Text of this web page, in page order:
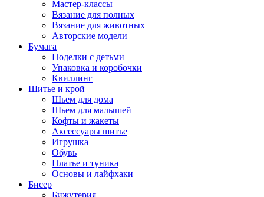
Мастер-классы
Вязание для полных
Вязание для животных
Авторские модели
Бумага
Поделки с детьми
Упаковка и коробочки
Квиллинг
Шитье и крой
Шьем для дома
Шьем для малышей
Кофты и жакеты
Аксессуары шитье
Игрушка
Обувь
Платье и туника
Основы и лайфхаки
Бисер
Бижутерия